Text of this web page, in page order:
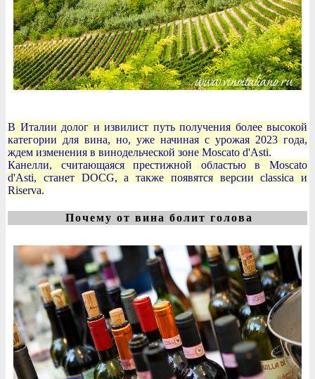
В Италии долог и извилист путь получения более высокой
категории для вина, но, уже начиная с урожая 2023 года,
ждем изменения в винодельческой зоне Moscato d'Asti.
Канелли, считающаяся престижной областью в Moscato
d'Asti, станет DOCG, а также появятся версии classica и
Riserva.
Почему от вина болит голова